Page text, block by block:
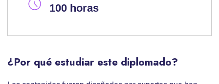
100 horas
¿Por qué estudiar este diplomado?